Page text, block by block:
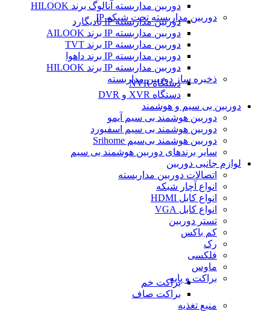
دوربین مداربسته آنالوگ برند HILOOK
دوربین مداربسته تحت شبکه IP
دوربین مداربسته IP بادیگارد
دوربین مداربسته IP برند AILOOK
دوربین مداربسته IP برند TVT
دوربین مداربسته IP برند داهوا
دوربین مداربسته IP برند HILOOK
ذخیره ساز دوربین مداربسته
دستگاه NVR
دستگاه XVR و DVR
دوربین بی سیم و هوشمند
دوربین هوشمند بی سیم آیمو
دوربین هوشمند بی سیم اسفیورد
دوربین هوشمند بی‌سیم Srihome
سایر برندهای دوربین هوشمند بی سیم
لوازم جانبی دوربین
اتصالات دوربین مداربسته
انواع آچار شبکه
انواع کابل HDMI
انواع کابل VGA
تستر دوربین
کم باکس
رک
فلکسی
ماوس
براکت و پایهبراکت خم
براکت صاف
منبع تغذیه